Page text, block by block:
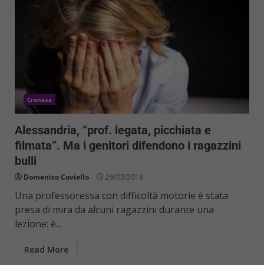
Cronaca
Alessandria, “prof. legata, picchiata e
filmata”. Ma i genitori difendono i ragazzini
bulli
Domenico Coviello 29/03/2018
Una professoressa con difficoltà motorie è stata
presa di mira da alcuni ragazzini durante una
lezione: è...
Read More